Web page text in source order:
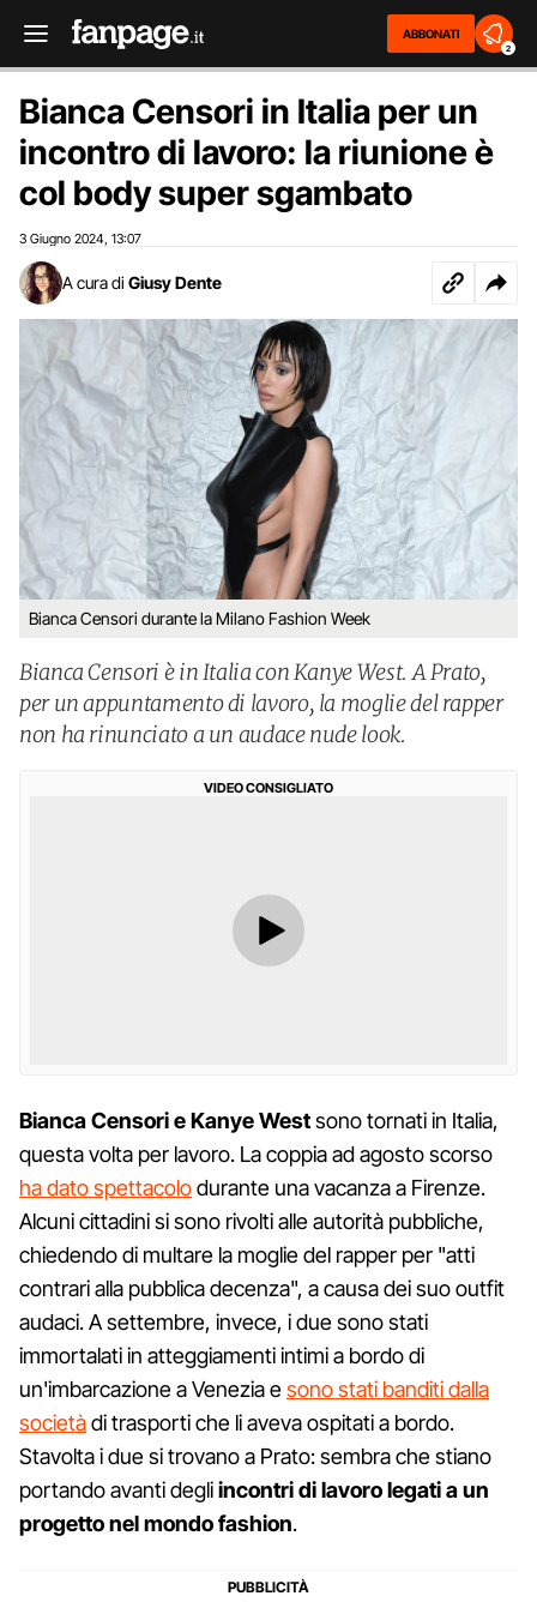
ABBONATI
2
Bianca Censori in Italia per un
incontro di lavoro: la riunione è
col body super sgambato
3 Giugno 2024 13:07
A cura di Giusy Dente
Bianca Censori durante la Milano Fashion Week
Bianca Censori è in Italia con Kanye West. A Prato,
per un appuntamento di lavoro, la moglie del rapper
non ha rinunciato a un audace nude look.
VIDEO CONSIGLIATO
Bianca Censori e Kanye Westsono tornati in Italia,
questa volta per lavoro. La coppia ad agosto scorso
ha dato spettacolodurante una vacanza a Firenze.
Alcuni cittadini si sono rivolti alle autorità pubbliche,
chiedendo di multare la moglie del rapper per "atti
contrari alla pubblica decenza", a causa dei suo outfit
audaci. A settembre, invece, i due sono stati
immortalati in atteggiamenti intimi a bordo di
un'imbarcazione a Venezia esono stati banditi dalla
societàdi trasporti che li aveva ospitati a bordo.
Stavolta i due si trovano a Prato: sembra che stiano
portando avanti degliincontri di lavoro legati a un
progetto nel mondo fashion.